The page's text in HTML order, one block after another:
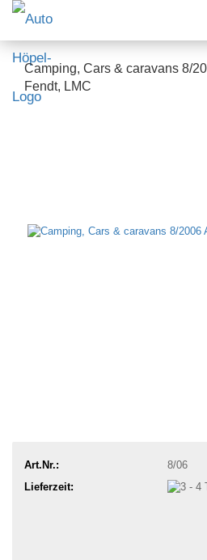
Camping, Cars & caravans 8/
Fendt, LMC
Art.Nr.:
8/06
Lieferzeit: